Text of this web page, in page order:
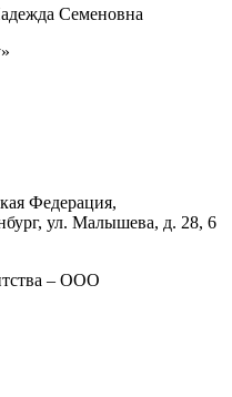
Семеновна
Федерация,
, ул. Малышева, д. 28, 6
– ООО